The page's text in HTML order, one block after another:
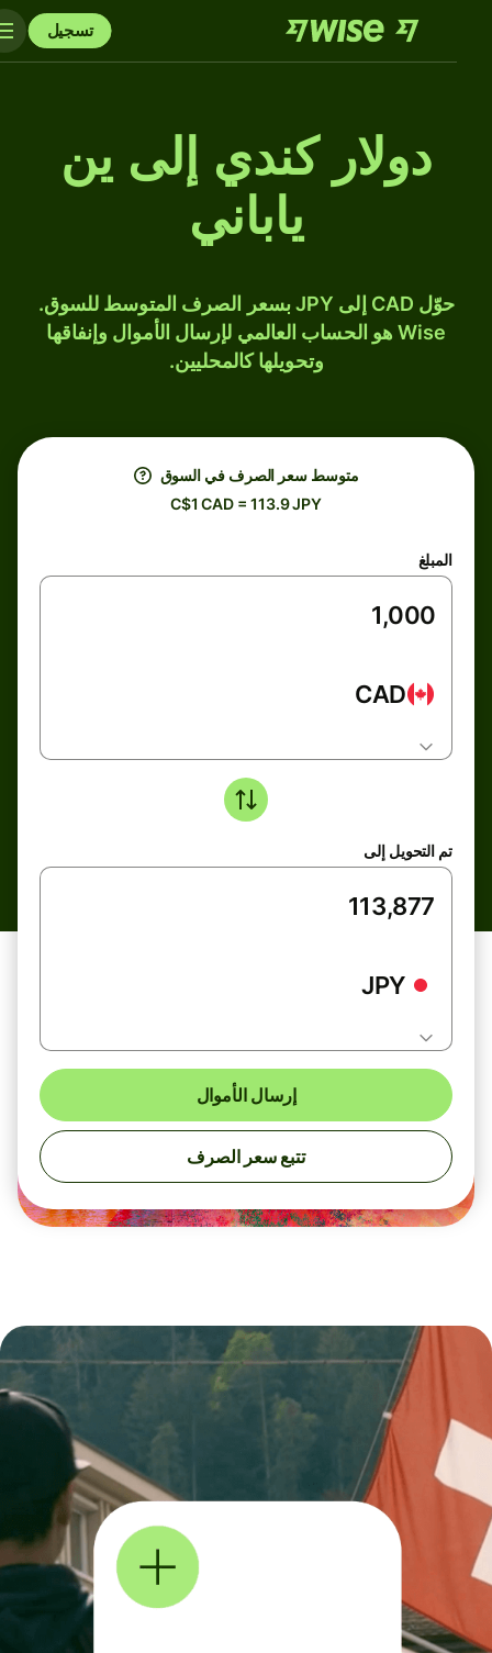
تسجيل
دولار كندي إلى ين
ياباني
حوّل CAD إلى JPY بسعر الصرف المتوسط للسوق.
Wise هو الحساب العالمي لإرسال الأموال وإنفاقها
وتحويلها كالمحليين.
متوسط ​​سعر الصرف في السوق
C$1 CAD = 113.9 JPY
المبلغ
CAD
تم التحويل إلى
JPY
إرسال الأموال
تتبع سعر الصرف